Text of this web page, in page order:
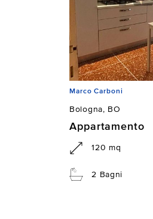
Marco Carboni
Bologna, BO
Appartamento
120 mq
2 Bagni